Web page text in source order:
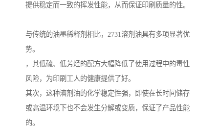
提供稳定而一致的挥发性能，从而保证印刷质量的性。
与传统的油墨稀释剂相比，2731溶剂油具有多项显著优
势。
，其低硫、低芳烃的配方大幅降低了使用过程中的毒性
风险，为印刷工人的健康提供了好。
其次，这种溶剂油的化学稳定性强，即使在长时间储存
或高温环境下也不会发生分解或变质，保证了产品性能
的。